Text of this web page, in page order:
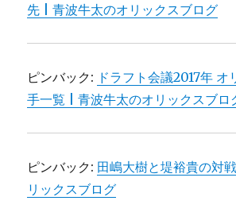
先 | 青波牛太のオリックスブログ
ピンバック: ドラフト会議2017年 オ
手一覧 | 青波牛太のオリックスブロ
ピンバック: 田嶋大樹と堤裕貴の対
リックスブログ